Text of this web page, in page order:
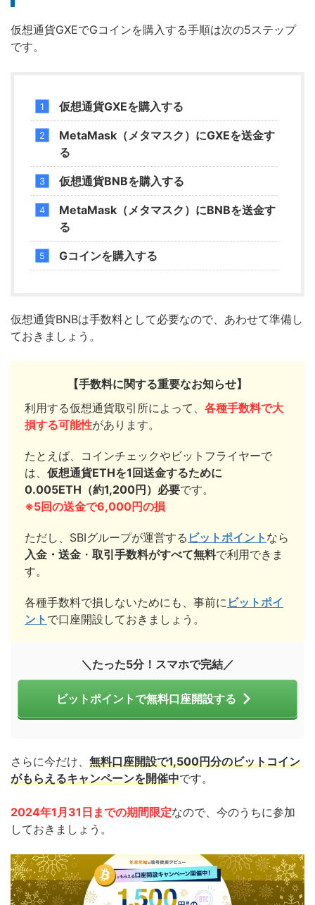
仮想通貨GXEでGコインを購入する手順は次の5ステップ
です。
仮想通貨GXEを購入する
MetaMask（メタマスク）にGXEを送金す
る
仮想通貨BNBを購入する
MetaMask（メタマスク）にBNBを送金す
る
Gコインを購入する
仮想通貨BNBは手数料として必要なので、あわせて準備し
ておきましょう。
【手数料に関する重要なお知らせ】
利用する仮想通貨取引所によって、 各種手数料で大
損する可能性があります。
たとえば、コインチェックやビットフライヤーで
は、 仮想通貨ETHを1回送金するために
0.005ETH（約1,200円）必要です。
※5回の送金で6,000円の損
ただし、SBIグループが運営する ビットポイント なら
入金・送金 ・ 取引手数料がすべて無料で利用できま
す。
各種手数料で損しないためにも、事前に ビットポイ
ント で口座開設しておきましょう。
＼たった5分！スマホで完結／
ビットポイントで無料口座開設する
さらに今だけ、 無料口座開設で1,500円分のビットコイン
がもらえるキャンペーンを開催中です。
2024年1月31日 までの期間限定なので、今のうちに参加
しておきましょう。